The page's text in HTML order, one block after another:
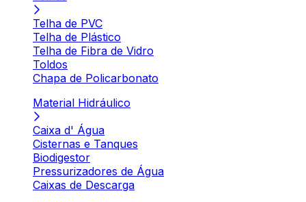
Telha de PVC
Telha de Plástico
Telha de Fibra de Vidro
Toldos
Chapa de Policarbonato
Material Hidráulico
Caixa d' Água
Cisternas e Tanques
Biodigestor
Pressurizadores de Água
Caixas de Descarga